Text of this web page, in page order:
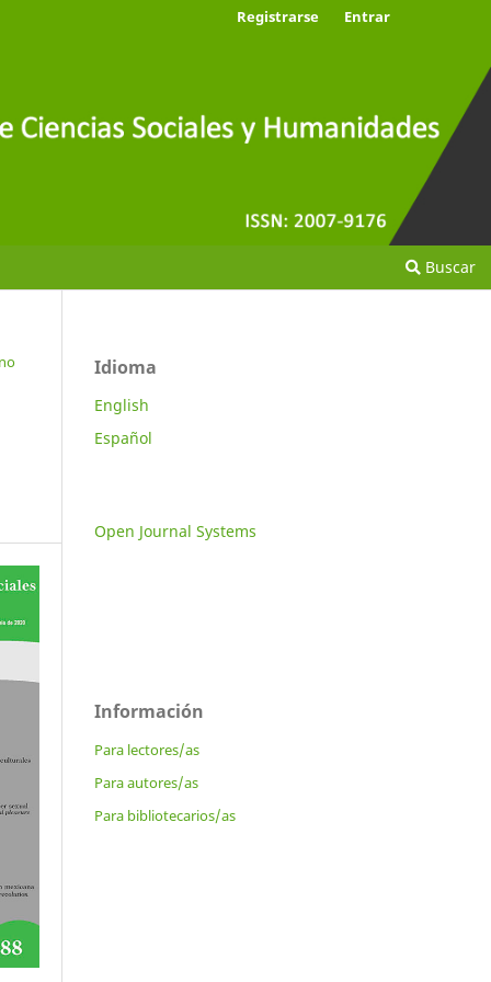
Buscar
Registrarse Entrar
Idioma
English
Español
Open Journal Systems
Información
Para lectores/as
Para autores/as
Para bibliotecarios/as